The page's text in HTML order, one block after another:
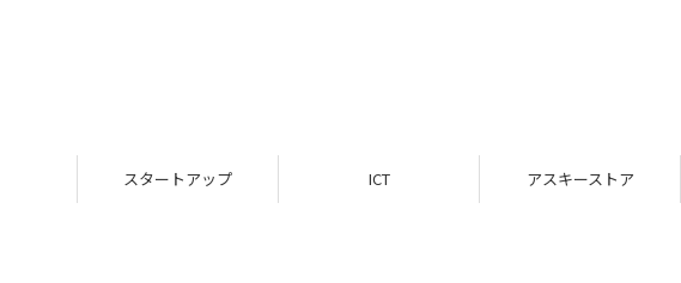
スタートアップ ICT アスキーストア